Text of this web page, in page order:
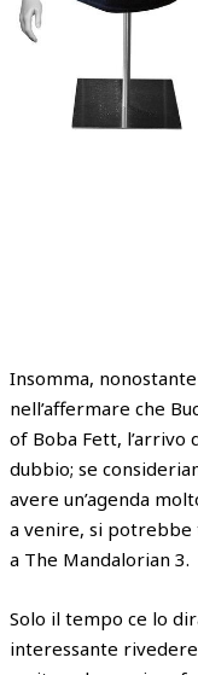
Insomma,
nell’affermare che
of Boba Fett, l’arrivo
dubbio; se
avere un’agenda
a venire, si potrebbe
a The Mandalorian 3.
Solo il tempo ce lo
interessante